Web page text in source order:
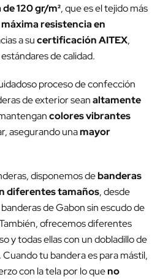
120 gr/m², que es el tejido más
máxima resistencia en
a sucertificación AITEX,
de calidad.
proceso de confección
de exterior seanaltamente
colores vibrantes
asegurando unamayor
disponemos debanderas
diferentes tamaños, desde
de Gabon sin escudo de
ofrecemos diferentes
y todas ellas con un dobladillo de
tu bandera es para mástil,
con la tela por lo queno